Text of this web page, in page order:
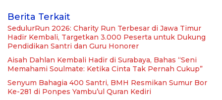
Berita Terkait
SedulurRun 2026: Charity Run Terbesar di Jawa Timur
Hadir Kembali, Targetkan 3.000 Peserta untuk Dukung
Pendidikan Santri dan Guru Honorer
Aisah Dahlan Kembali Hadir di Surabaya, Bahas “Seni
Memahami Soulmate: Ketika Cinta Tak Pernah Cukup”
Senyum Bahagia 400 Santri, BMH Resmikan Sumur Bor
Ke-281 di Ponpes Yambu’ul Quran Kediri